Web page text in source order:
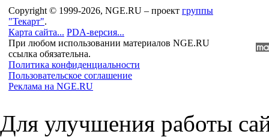
Copyright © 1999-2026, NGE.RU – проект группы
"Текарт".
Карта сайта... PDA-версия...
При любом использовании материалов NGE.RU
ссылка обязательна.
Политика конфиденциальности
Пользовательское соглашение
Реклама на NGE.RU
Для улучшения работы